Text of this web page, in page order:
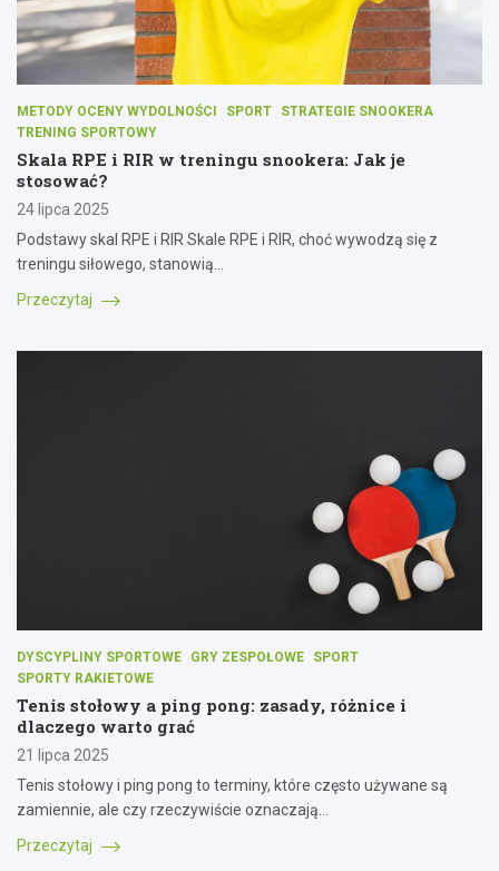
METODY OCENY WYDOLNOŚCI SPORT
STRATEGIE SNOOKERA
TRENING SPORTOWY
Skala RPE i RIR w treningu snookera: Jak je
stosować?
24 lipca 2025
Podstawy skal RPE i RIR Skale RPE i RIR, choć wywodzą się z
treningu siłowego, stanowią…
Przeczytaj
DYSCYPLINY SPORTOWE GRY ZESPOŁOWE
SPORT
SPORTY RAKIETOWE
Tenis stołowy a ping pong: zasady, różnice i
dlaczego warto grać
21 lipca 2025
Tenis stołowy i ping pong to terminy, które często używane są
zamiennie, ale czy rzeczywiście oznaczają…
Przeczytaj